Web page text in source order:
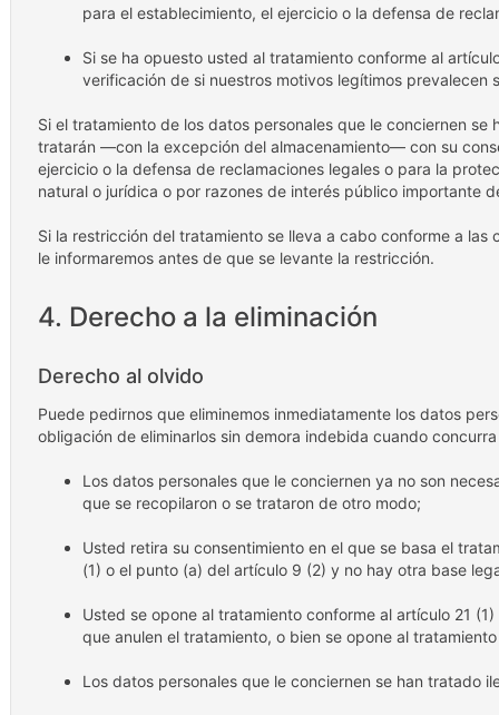
para el establecimiento, el ejercicio o la defensa de
Si se ha opuesto usted al tratamiento conforme al
verificación de si nuestros motivos legítimos prevalecen
Si el tratamiento de los datos personales que le conciernen se
tratarán —con la excepción del almacenamiento— con su
ejercicio o la defensa de reclamaciones legales o para la
natural o jurídica o por razones de interés público importante
Si la restricción del tratamiento se lleva a cabo conforme a las
le informaremos antes de que se levante la restricción.
4. Derecho a la eliminación
Derecho al olvido
Puede pedirnos que eliminemos inmediatamente los datos
obligación de eliminarlos sin demora indebida cuando
Los datos personales que le conciernen ya no son
que se recopilaron o se trataron de otro modo;
Usted retira su consentimiento en el que se basa el
(1) o el punto (a) del artículo 9 (2) y no hay otra base
Usted se opone al tratamiento conforme al artículo 21
que anulen el tratamiento, o bien se opone al
Los datos personales que le conciernen se han tratado